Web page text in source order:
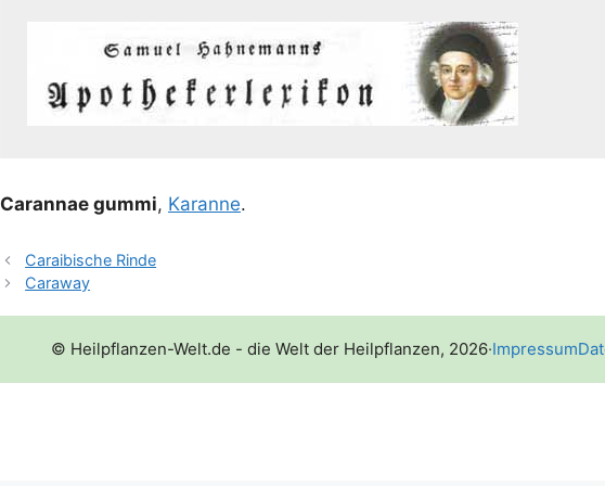
Car­an­nae gum­mi, Karan­ne.
Caraibische Rinde
Caraway
© Heilpflanzen-Welt.de - die Welt der Heilpflanzen, 2026·Impressum